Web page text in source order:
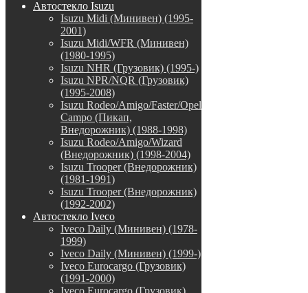
Автостекло Isuzu
Isuzu Midi (Минивен) (1995-
2001)
Isuzu Midi/WFR (Минивен)
(1980-1995)
Isuzu NHR (Грузовик) (1995-)
Isuzu NPR/NQR (Грузовик)
(1995-2008)
Isuzu Rodeo/Amigo/Faster/Opel
Campo (Пикап,
Внедорожник) (1988-1998)
Isuzu Rodeo/Amigo/Wizard
(Внедорожник) (1998-2004)
Isuzu Trooper (Внедорожник)
(1981-1991)
Isuzu Trooper (Внедорожник)
(1992-2002)
Автостекло Iveco
Iveco Daily (Минивен) (1978-
1999)
Iveco Daily (Минивен) (1999-)
Iveco Eurocargo (Грузовик)
(1991-2000)
Iveco Eurocargo (Грузовик)